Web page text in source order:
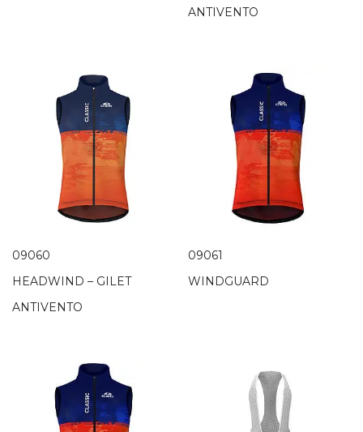
ANTIVENTO
09060
HEADWIND – GILET
ANTIVENTO
09061
WINDGUARD